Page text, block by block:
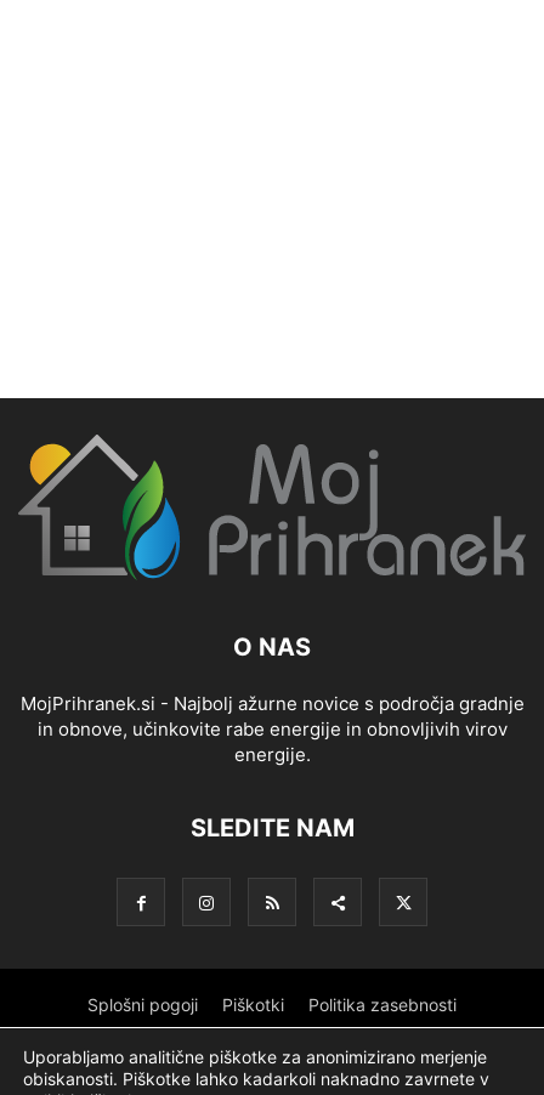
O NAS
MojPrihranek.si - Najbolj ažurne novice s področja gradnje
in obnove, učinkovite rabe energije in obnovljivih virov
energije.
SLEDITE NAM
Splošni pogoji Piškotki Politika zasebnosti
Oglaševanje Partnerji Sofinanciranje Logotip
Uporabljamo analitične piškotke za anonimizirano merjenje
obiskanosti. Piškotke lahko kadarkoli naknadno zavrnete v